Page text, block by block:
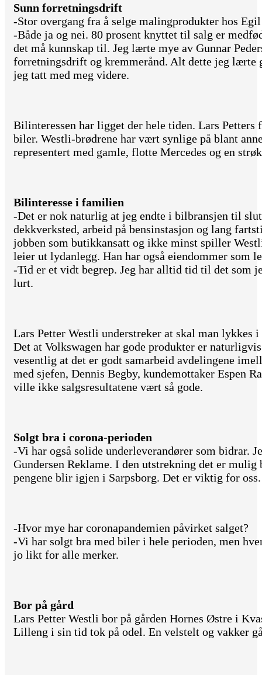
Sunn forretningsdrift
-Stor overgang fra å selge malingprodukter hos
-Både ja og nei. 80 prosent knyttet til salg er
det må kunnskap til. Jeg lærte mye av Gunnar
forretningsdrift og kremmerånd. Alt dette jeg lærte
jeg tatt med meg videre.
Bilinteressen har ligget der hele tiden. Lars
biler. Westli-brødrene har vært synlige på blant
representert med gamle, flotte Mercedes og en
Bilinteresse i familien
-Det er nok naturlig at jeg endte i bilbransjen til
dekkverksted, arbeid på bensinstasjon og lang
jobben som butikkansatt og ikke minst spiller
leier ut lydanlegg. Han har også eiendommer som
-Tid er et vidt begrep. Jeg har alltid tid til det som
lurt.
Lars Petter Westli understreker at skal man lykkes
Det at Volkswagen har gode produkter er
vesentlig at det er godt samarbeid avdelingene
med sjefen, Dennis Begby, kundemottaker Espen
ville ikke salgsresultatene vært så gode.
Solgt bra i corona-perioden
-Vi har også solide underleverandører som bidrar.
Gundersen Reklame. I den utstrekning det er
pengene blir igjen i Sarpsborg. Det er viktig for oss.
-Hvor mye har coronapandemien påvirket salget?
-Vi har solgt bra med biler i hele perioden, men
jo likt for alle merker.
Bor på gård
Lars Petter Westli bor på gården Hornes Østre i
Lilleng i sin tid tok på odel. En velstelt og vakker